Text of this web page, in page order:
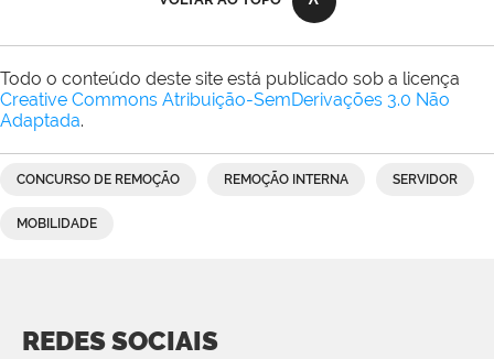
Todo o conteúdo deste site está publicado sob a licença
Creative Commons Atribuição-SemDerivações 3.0 Não
Adaptada.
CONCURSO DE REMOÇÃO REMOÇÃO INTERNA SERVIDOR
MOBILIDADE
REDES SOCIAIS